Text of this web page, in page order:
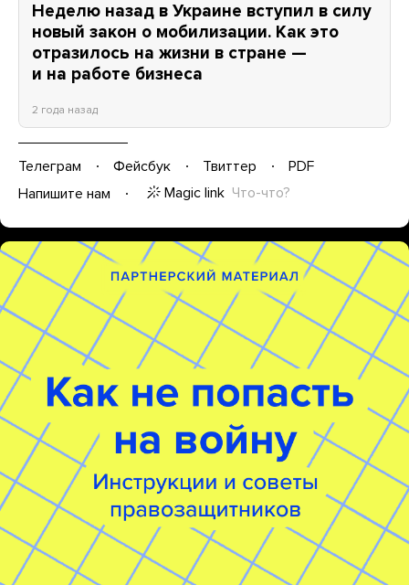
Неделю назад в Украине вступил в силу
новый закон о мобилизации. Как это
отразилось на жизни в стране —
и на работе бизнеса
2 года назад
Телеграм Фейсбук Твиттер
PDF
Напишите нам
Magic link Что-что?